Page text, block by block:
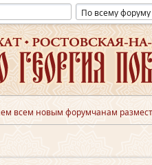
всем новым форумчанам